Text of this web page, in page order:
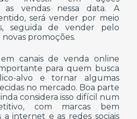
vendas nessa data. A
será vender por meio
seguida de vender pelo
promoções.
canais de venda online
para quem busca
alvo e tornar algumas
no mercado. Boa parte
considera isso difícil num
com marcas bem
a internet e as redes sociais